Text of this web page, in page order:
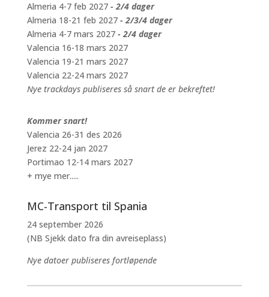
Almeria 4-7 feb 2027 - 2/4 dager
Almeria 18-21 feb 2027 - 2/3/4 dager
Almeria 4-7 mars 2027 - 2/4 dager
Valencia 16-18 mars 2027
Valencia 19-21 mars 2027
Valencia 22-24 mars 2027
Nye trackdays publiseres så snart de er bekreftet!
Kommer snart!
Valencia 26-31 des 2026
Jerez 22-24 jan 2027
Portimao 12-14 mars 2027
+ mye mer.....
MC-Transport til Spania
24 september 2026
(NB Sjekk dato fra din avreiseplass)
Nye datoer publiseres fortløpende